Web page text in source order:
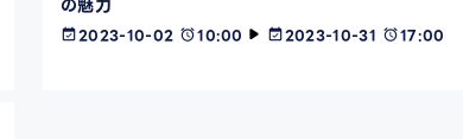
2023-10-02 10:00 2023-10-31 17:00